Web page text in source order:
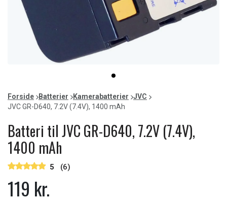
item
0
of
1
Forside Batterier Kamerabatterier
JVC
JVC GR-D640, 7.2V (7.4V), 1400 mAh
Batteri til JVC GR-D640, 7.2V (7.4V),
1400 mAh
5 (6)
119 kr.